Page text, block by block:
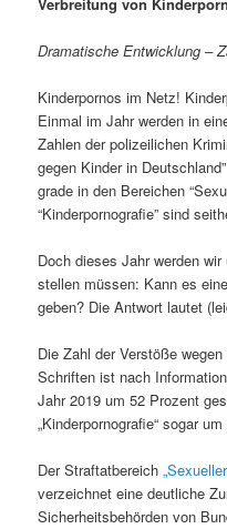
Dramatische Entwicklung –
Kinderpornos im Netz!
Einmal im Jahr werden in
Zahlen der polizeilichen
gegen Kinder in
grade in den Bereichen
“Kinderpornografie” sind
Doch dieses Jahr werden
stellen müssen: Kann es
geben? Die Antwort lautet
Die Zahl der Verstöße
Schriften ist nach
Jahr 2019 um 52 Prozent
„Kinderpornografie“ sogar
Der Straftatbereich
verzeichnet eine deutliche
Sicherheitsbehörden von